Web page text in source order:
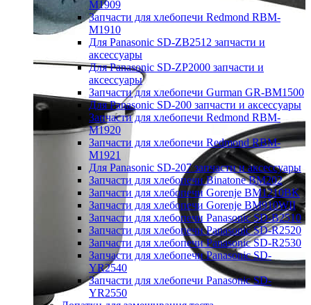
M1909
Запчасти для хлебопечи Redmond RBM-
M1910
Для Panasonic SD-ZB2512 запчасти и
аксессуары
Для Panasonic SD-ZP2000 запчасти и
аксессуары
Запчасти для хлебопечи Gurman GR-BM1500
Для Panasonic SD-200 запчасти и аксессуары
Запчасти для хлебопечи Redmond RBM-
M1920
Запчасти для хлебопечи Redmond RBM-
M1921
Для Panasonic SD-207 запчасти и аксессуары
Запчасти для хлебопечи Binatone BM202
Запчасти для хлебопечи Gorenje BM1210BK
Запчасти для хлебопечи Gorenje BM910WII
Запчасти для хлебопечи Panasonic SD-B2510
Запчасти для хлебопечи Panasonic SD-R2520
Запчасти для хлебопечи Panasonic SD-R2530
Запчасти для хлебопечи Panasonic SD-
YR2540
Запчасти для хлебопечи Panasonic SD-
YR2550